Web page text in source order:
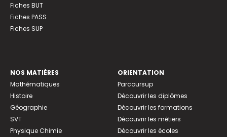
Fiches BUT
Fiches PASS
Fiches SUP
NOS MATIÈRES
Mathématiques
Histoire
Géographie
SVT
Physique Chimie
ORIENTATION
Parcoursup
Découvrir les diplômes
Découvrir les formations
Découvrir les métiers
Découvrir les écoles